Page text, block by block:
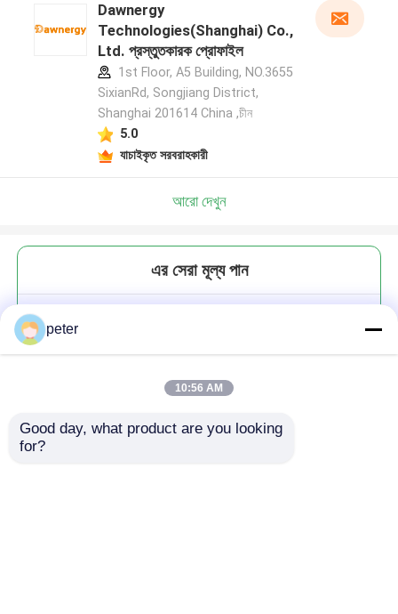
Dawnergy
Technologies(Shanghai) Co.,
Ltd. প্রস্তুতকারক প্রোফাইল
1st Floor, A5 Building, NO.3655
SixianRd, Songjiang District,
Shanghai 201614 China ,চীন
5.0
যাচাইকৃত সরবরাহকারী
আরো দেখুন
এর সেরা মূল্য পান
peter
10:56 AM
Good day, what product are you looking
for?